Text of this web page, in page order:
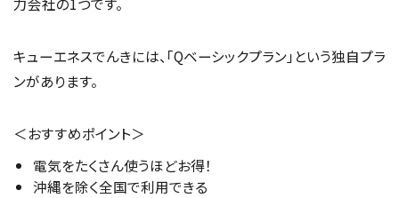
キューエネスでんきには、「Qベーシックプラン」という独自プラ
ンがあります。
＜おすすめポイント＞
電気をたくさん使うほどお得！
沖縄を除く全国で利用できる